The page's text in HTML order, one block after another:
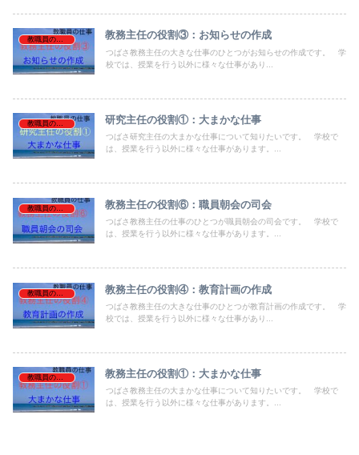
教務主任の役割③：お知らせの作成
つばさ教務主任の大きな仕事のひとつがお知らせの作成です。 学
校では、授業を行う以外に様々な仕事があり...
教職員の仕事 研究主任の役割①：大まかな仕事
つばさ研究主任の大まかな仕事について知りたいです。 学校で
は、授業を行う以外に様々な仕事があります。...
教職員の仕事 教務主任の役割⑥：職員朝会の司会
つばさ教務主任の仕事のひとつが職員朝会の司会です。 学校で
は、授業を行う以外に様々な仕事があります。...
教務主任の役割④：教育計画の作成
つばさ教務主任の大きな仕事のひとつが教育計画の作成です。 学
校では、授業を行う以外に様々な仕事があり...
教職員の仕事 教務主任の役割①：大まかな仕事
つばさ教務主任の大まかな仕事について知りたいです。 学校で
は、授業を行う以外に様々な仕事があります。...